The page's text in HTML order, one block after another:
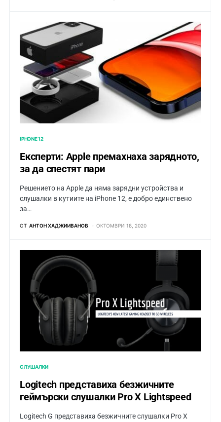
IPHONE 12
Експерти: Apple премахнаха зарядното,
за да спестят пари
Решението на Apple да няма зарядни устройства и
слушалки в кутиите на iPhone 12, е добро единствено
за…
ОТ АНТОН ХАДЖИИВАНОВ ОКТОМВРИ 18, 2020
СЛУШАЛКИ
Logitech представиха безжичните
геймърски слушалки Pro X Lightspeed
Logitech G представиха безжичните слушалки Pro X